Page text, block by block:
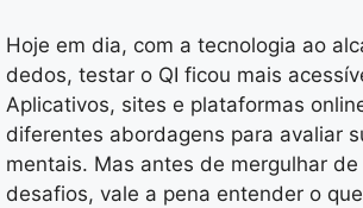
Hoje em dia, com a tecnologia ao
dedos, testar o QI ficou mais
Aplicativos, sites e plataformas
diferentes abordagens para avaliar
mentais. Mas antes de mergulhar
desafios, vale a pena entender o